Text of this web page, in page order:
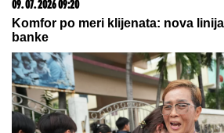
TELO"Komšije otkrile detalje
Novom Beogradu: "Sina su